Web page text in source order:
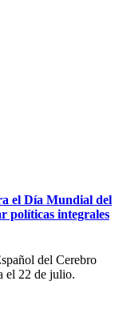
el Día Mundial del
políticas integrales
del Cerebro
el 22 de julio.